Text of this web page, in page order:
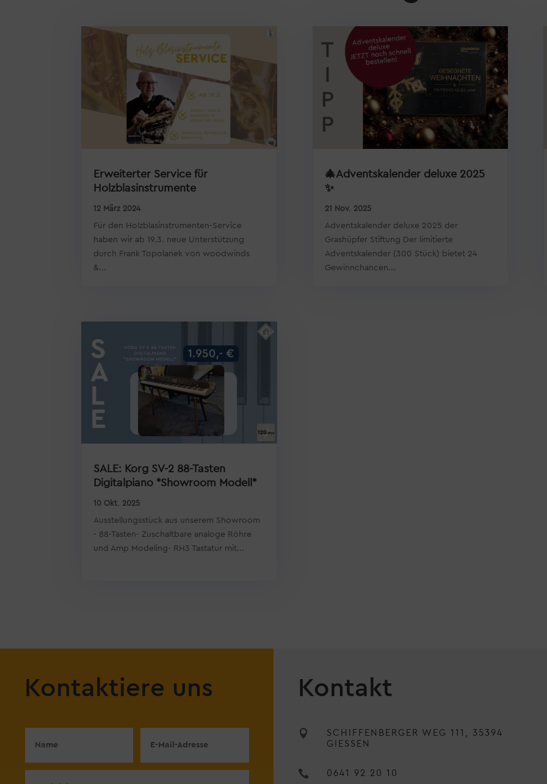
Erweiterter Service für
Holzblasinstrumente
12 März 2024
Für den Holzblasinstrumenten-Service
haben wir ab 19.3. neue Unterstützung
durch Frank Topolanek von woodwinds
&...
SALE: Korg SV-2 88-Tasten
Digitalpiano *Showroom Modell*
10 Okt. 2025
Ausstellungsstück aus unserem Showroom
- 88-Tasten- Zuschaltbare analoge Röhre
und Amp Modeling- RH3 Tastatur mit...
🎄Adventskalender deluxe 2025
✨
21 Nov. 2025
Adventskalender deluxe 2025 der
Grashüpfer Stiftung Der limitierte
Adventskalender (300 Stück) bietet 24
Gewinnchancen...
Kontaktiere uns Kontakt

SCHIFFENBERGER WEG 111, 35394
GIESSEN
 0641 92 20 10